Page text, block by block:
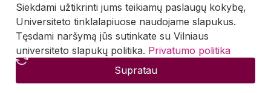
Siekdami užtikrinti jums teikiamų paslaugų kokybę,
Universiteto tinklalapiuose naudojame slapukus.
Tęsdami naršymą jūs sutinkate su Vilniaus
universiteto slapukų politika. Privatumo politika
Supratau